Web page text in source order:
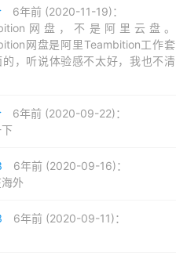
6年前 (2020-11-19)：
网盘，不是阿里云盘。
网盘是阿里Teambition工作套
的，听说体验感不太好，我也不清
6年前 (2020-09-22)：
6年前 (2020-09-16)：
外
6年前 (2020-09-11)：